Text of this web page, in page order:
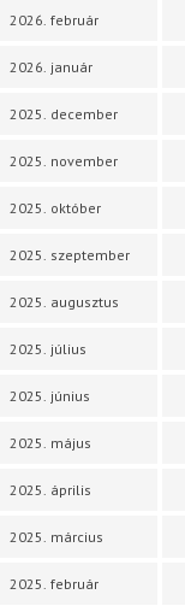
2026. február
2026. január
2025. december
2025. november
2025. október
2025. szeptember
2025. augusztus
2025. július
2025. június
2025. május
2025. április
2025. március
2025. február